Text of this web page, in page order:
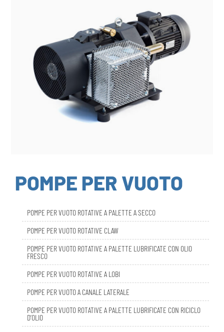
POMPE PER VUOTO
POMPE PER VUOTO ROTATIVE CLAW
POMPE PER VUOTO ROTATIVE A PALETTE LUBRIFICATE CON OLIO
FRESCO
POMPE PER VUOTO ROTATIVE A LOBI
POMPE PER VUOTO A CANALE LATERALE
POMPE PER VUOTO ROTATIVE A PALETTE LUBRIFICATE CON RICICLO
D’OLIO
DBL SMART